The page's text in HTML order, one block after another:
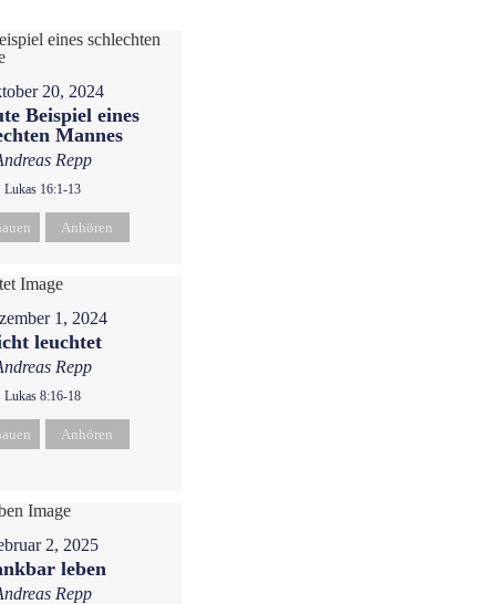
20, 2024
Beispiel eines
Mannes
Repp
Lukas 16:1-13
Anhören
1, 2024
leuchtet
Repp
Lukas 8:16-18
Anhören
2, 2025
leben
Repp